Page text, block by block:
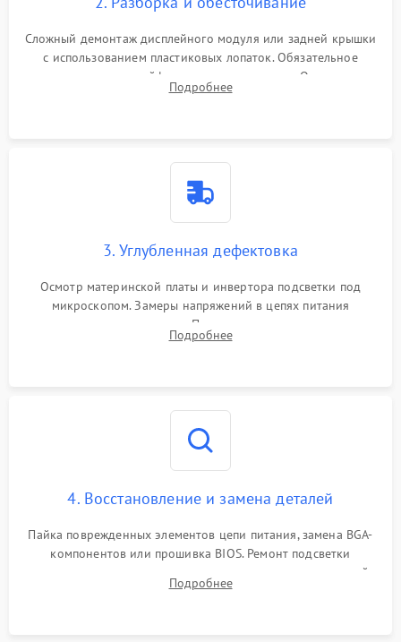
Механические повреждения
Поломка батареи (если
Неисправность тачпада
1500 ₽ Подробнее →
1000 ₽
Неисправность BIOS 1500 ₽ Подробнее →
Сложный демонтаж дисплейного модуля или задней крышки
с использованием пластиковых лопаток. Обязательное
отключение шлейфов матрицы и питания. Очистка
массивной системы охлаждения от скопившейся пыли.
Подробнее
3. Углубленная дефектовка
Осмотр материнской платы и инвертора подсветки под
микроскопом. Замеры напряжений в цепях питания
процессора и видеокарты. Проверка состояния жесткого
диска и оперативной памяти с помощью POST-карт и
Подробнее
4. Восстановление и замена деталей
Пайка поврежденных элементов цепи питания, замена BGA-
компонентов или прошивка BIOS. Ремонт подсветки
матрицы, замена неисправного накопителя на скоростной
SSD или установка новых модулей памяти.
Подробнее